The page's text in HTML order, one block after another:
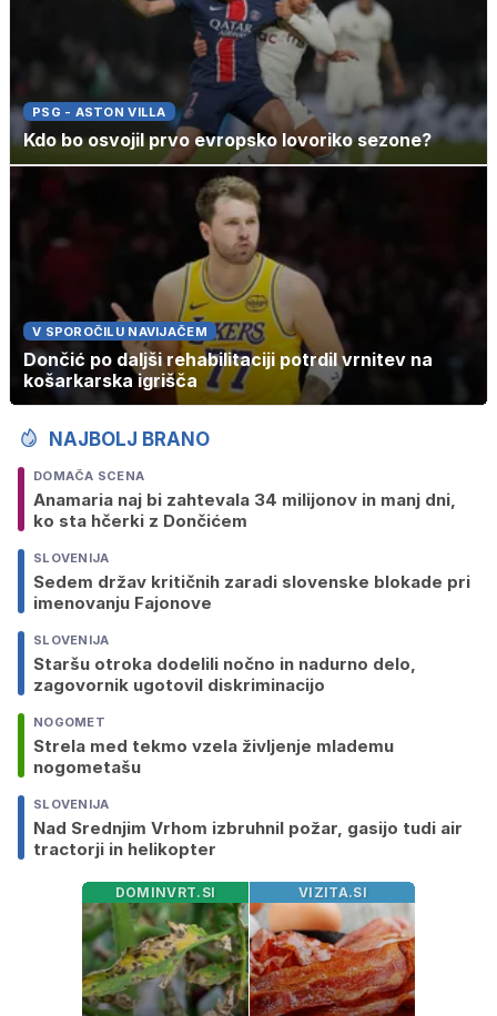
PSG - ASTON VILLA
Kdo bo osvojil prvo evropsko lovoriko sezone?
V SPOROČILU NAVIJAČEM
Dončić po daljši rehabilitaciji potrdil vrnitev na
košarkarska igrišča
NAJBOLJ BRANO
DOMAČA SCENA
Anamaria naj bi zahtevala 34 milijonov in manj dni,
ko sta hčerki z Dončićem
SLOVENIJA
Sedem držav kritičnih zaradi slovenske blokade pri
imenovanju Fajonove
SLOVENIJA
Staršu otroka dodelili nočno in nadurno delo,
zagovornik ugotovil diskriminacijo
NOGOMET
Strela med tekmo vzela življenje mlademu
nogometašu
SLOVENIJA
Nad Srednjim Vrhom izbruhnil požar, gasijo tudi air
tractorji in helikopter
DOMINVRT.SI VIZITA.SI